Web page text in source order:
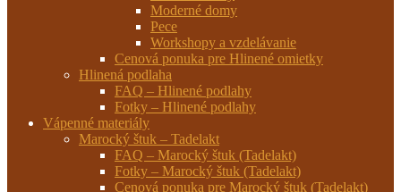
Moderné domy
Pece
Workshopy a vzdelávanie
Cenová ponuka pre Hlinené omietky
Hlinená podlaha
FAQ – Hlinené podlahy
Fotky – Hlinené podlahy
Vápenné materiály
Marocký štuk – Tadelakt
FAQ – Marocký štuk (Tadelakt)
Fotky – Marocký štuk (Tadelakt)
Cenová ponuka pre Marocký štuk (Tadelakt)